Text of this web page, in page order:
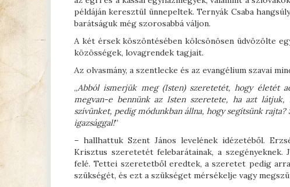
példáján keresztül ünnepeltek. Ternyák Csaba
barátságuk még szorosabbá váljon.
A két érsek köszöntésében kölcsönösen üdvözölte
közösségek, lovagrendek tagjait.
Az olvasmány, a szentlecke és az evangélium szavai
„Abból ismerjük meg (Isten) szeretetét, hogy életét
megvan-e bennünk az Isten szeretete, ha azt
szívünket, pedig módunkban állna, hogy segítsünk
igazsággal!”
– hallhattuk Szent János levelének idézetéből.
Krisztus szeretetét felebarátainak, a
felé. Tettei szeretetből eredtek, a szeretet pedig
szükségét, és ezt a szükséget mérsékelje vagy